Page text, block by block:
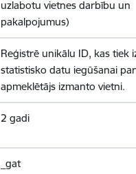
uzlabotu vietnes darbību un
pakalpojumus)
Reģistrē unikālu ID, kas tiek
statistisko datu iegūšanai
apmeklētājs izmanto vietni.
2 gadi
_gat